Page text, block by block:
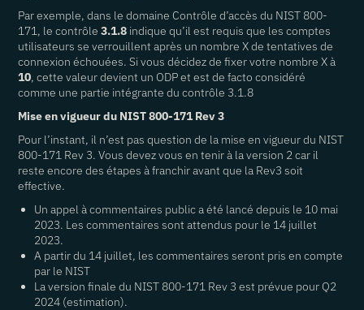
Par exemple, dans le domaine Contrôle d’accès du NIST 800-
171, le contrôle3.1.8 indique qu’il est requis que les comptes
utilisateurs se verrouillent après un nombre X de tentatives de
connexion échouées. Si vous décidez de fixer votre nombre X à
10, cette valeur devient un ODP et est de facto considéré
comme une partie intégrante du contrôle 3.1.8
Mise en vigueur du NIST 800-171 Rev 3
Pour l’instant, il n’est pas question de la mise en vigueur du NIST
800-171 Rev 3. Vous devez vous en tenir à la version 2 car il
reste encore des étapes à franchir avant que la Rev3 soit
effective.
Un appel à commentaires public a été lancé depuis le 10 mai
2023. Les commentaires sont attendus pour le 14 juillet
2023.
A partir du 14 juillet, les commentaires seront pris en compte
par le NIST
La version finale du NIST 800-171 Rev 3 est prévue pour Q2
2024 (estimation).